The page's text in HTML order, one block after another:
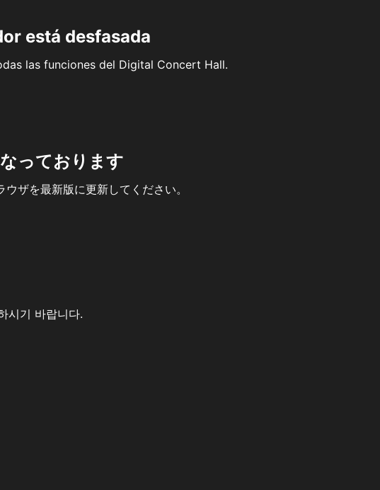
está desfasada
las funciones del Digital Concert Hall.
っております
ザを最新版に更新してください。
시기 바랍니다.